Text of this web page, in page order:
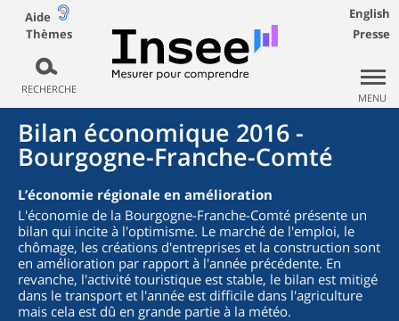
Aide
Thèmes
RECHERCHE
English
Presse
MENU
Bilan économique 2016 -
Bourgogne-Franche-Comté
L’économie régionale en amélioration
L'économie de la Bourgogne-Franche-Comté présente un
bilan qui incite à l'optimisme. Le marché de l'emploi, le
chômage, les créations d'entreprises et la construction sont
en amélioration par rapport à l'année précédente. En
revanche, l'activité touristique est stable, le bilan est mitigé
dans le transport et l'année est difficile dans l'agriculture
mais cela est dû en grande partie à la météo.